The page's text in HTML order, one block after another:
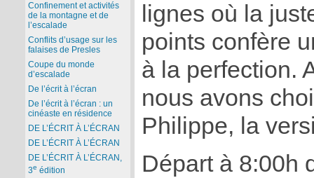
lignes où la
points confère
à la perfection.
nous avons
Philippe, la
Départ à 8:00h
Confinement et activités
de la montagne et de
l’escalade
Conflits d’usage sur les
falaises de Presles
Coupe du monde
d’escalade
De l’écrit à l’écran
De l’écrit à l’écran : un
cinéaste en résidence
DE L’ÉCRIT À L’ÉCRAN
DE L’ÉCRIT À L’ÉCRAN
DE L’ÉCRIT À L’ÉCRAN,
3e édition